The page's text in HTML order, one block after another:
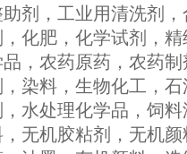
助剂，工业用清洗剂
，化肥，化学试剂，
品，农药原药，农药
，染料，生物化工，
，水处理化学品，饲
，无机胶粘剂，无机